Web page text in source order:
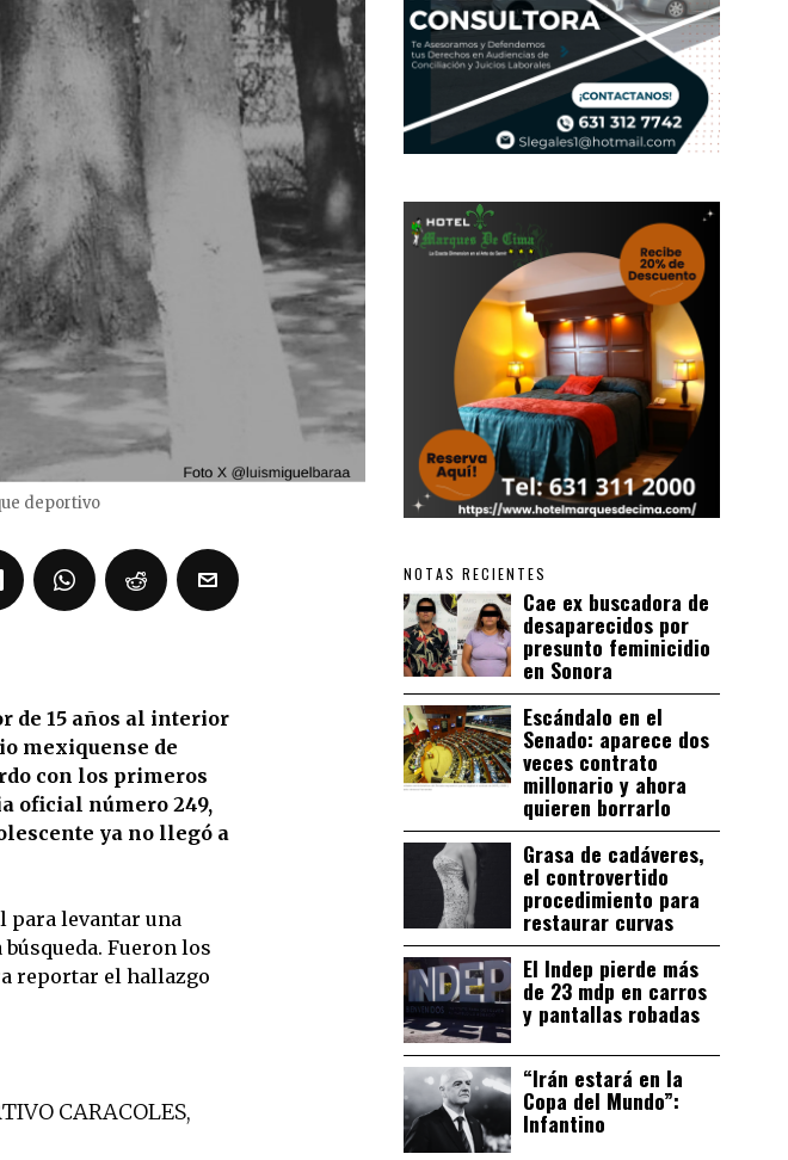
deportivo
de 15 años al interior
mexiquense de
con los primeros
oficial número 249,
ya no llegó a
para levantar una
Fueron los
reportar el hallazgo
CARACOLES,
NOTAS RECIENTES
Cae ex buscadora de
desaparecidos por
presunto feminicidio
en Sonora
Escándalo en el
Senado: aparece dos
veces contrato
millonario y ahora
quieren borrarlo
Grasa de cadáveres,
el controvertido
procedimiento para
restaurar curvas
El Indep pierde más
de 23 mdp en carros
y pantallas robadas
“Irán estará en la
Copa del Mundo”:
Infantino